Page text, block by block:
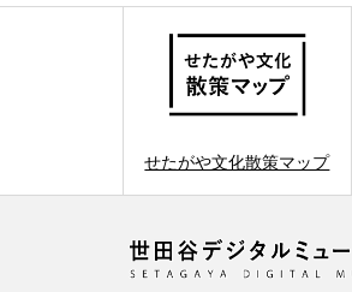
せたがや文化散策マップ